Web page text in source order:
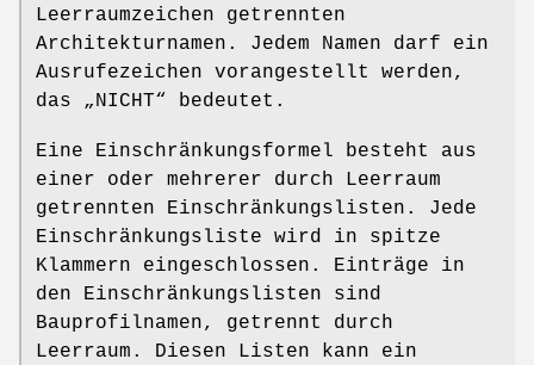
Leerraumzeichen getrennten
Architekturnamen. Jedem Namen darf ein
Ausrufezeichen vorangestellt werden,
das „NICHT“ bedeutet.
Eine Einschränkungsformel besteht aus
einer oder mehrerer durch Leerraum
getrennten Einschränkungslisten. Jede
Einschränkungsliste wird in spitze
Klammern eingeschlossen. Einträge in
den Einschränkungslisten sind
Bauprofilnamen, getrennt durch
Leerraum. Diesen Listen kann ein